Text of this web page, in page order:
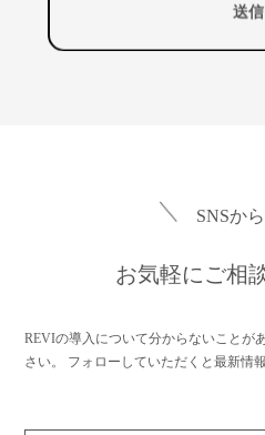
SNSか
お気軽にご相
REVIの導入について分からないことが
さい。
フォローしていただくと最新情